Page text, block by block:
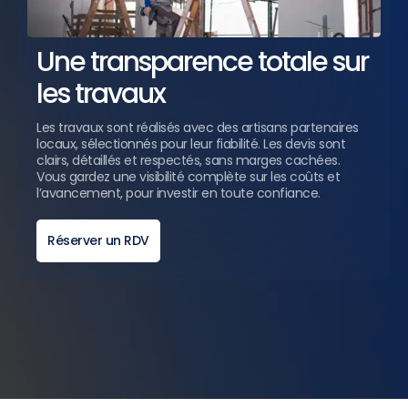
Une transparence totale sur
les travaux
Les travaux sont réalisés avec des artisans partenaires
locaux, sélectionnés pour leur fiabilité. Les devis sont
clairs, détaillés et respectés, sans marges cachées.
Vous gardez une visibilité complète sur les coûts et
l’avancement, pour investir en toute confiance.
Réserver un RDV